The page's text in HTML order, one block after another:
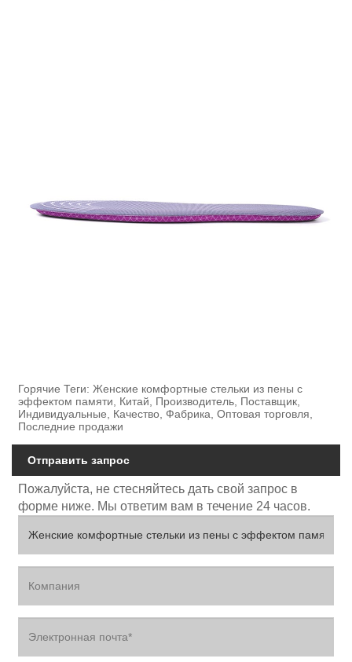
Горячие Теги: Женские комфортные стельки из пены с
эффектом памяти, Китай, Производитель, Поставщик,
Индивидуальные, Качество, Фабрика, Оптовая торговля,
Последние продажи
Отправить запрос
Пожалуйста, не стесняйтесь дать свой запрос в
форме ниже. Мы ответим вам в течение 24 часов.